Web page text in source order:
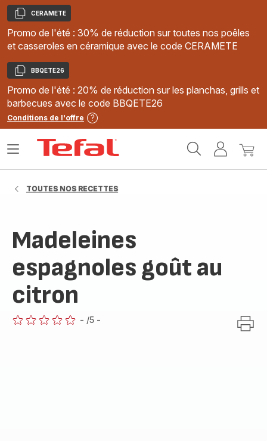
Copier
CERAMETE
Promo de l'été : 30% de réduction sur toutes nos poêles
et casseroles en céramique avec le code CERAMETE
Copier
BBQETE26
Promo de l'été : 20% de réduction sur les planchas, grills et
barbecues avec le code BBQETE26
Conditions de l'offre
MonMon
Ouvrir
TOUTES NOS RECETTES
Madeleines
espagnoles goût au
citron
- /5 -